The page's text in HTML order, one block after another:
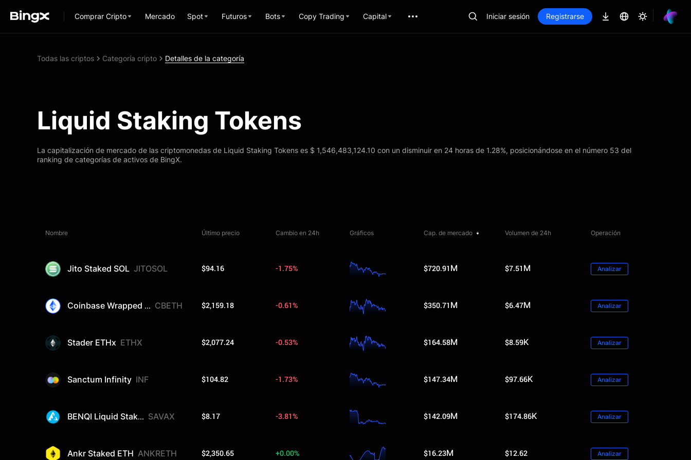
Comprar Cripto Mercado Spot Futuros Bots Copy Trading Capital Iniciar sesión Registrarse
Todas las criptos Categoría cripto Detalles de la categoría
Liquid Staking Tokens
La capitalización de mercado de las criptomonedas de Liquid Staking Tokens es $ 1,546,483,124.10 con un disminuir en 24 horas de 1.28%, posicionándose en el número 53 del
ranking de categorías de activos de BingX.
Nombre Último precio Cambio en 24h Gráficos Cap. de mercado Volumen de 24h Operación
Jito Staked SOL JITOSOL $94.16 -1.75% $720.91M $7.51M Analizar
Coinbase Wrapped ... CBETH $2,159.18 -0.61% $350.71M $6.47M Analizar
Stader ETHx ETHX $2,077.24 -0.53% $164.58M $8.59K Analizar
Sanctum Infinity INF $104.82 -1.73% $147.34M $97.66K Analizar
BENQI Liquid Stak... SAVAX $8.17 -3.81% $142.09M $174.86K Analizar
Ankr Staked ETH ANKRETH $2,350.65 +0.00% $16.23M $12.62 Analizar